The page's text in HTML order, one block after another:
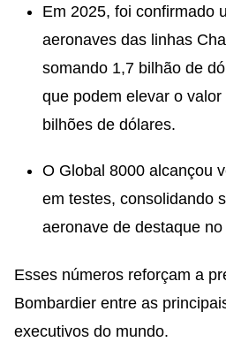
Em 2025, foi confirmado
aeronaves das linhas
somando 1,7 bilhão de
que podem elevar o
bilhões de dólares.
O Global 8000 alcançou
em testes, consolidando
aeronave de destaque
Esses números reforçam a
Bombardier entre as
executivos do mundo.